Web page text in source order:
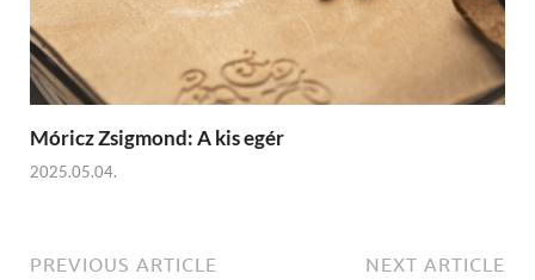
Móricz Zsigmond: A kis egér
2025.05.04.
PREVIOUS ARTICLE NEXT ARTICLE